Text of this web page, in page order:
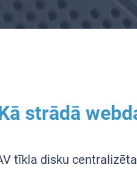
strādā
tīkla disku